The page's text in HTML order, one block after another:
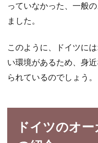
身近に
っていなかった、一般
ました。
このように、ドイツに
い環境があるため、身
られているのでしょう。
ドイツのオ